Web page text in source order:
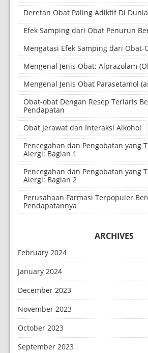
Deretan Obat Paling Adiktif Di Dunia
Efek Samping dari Obat Penurun
Mengatasi Efek Samping dari Obat-
Mengenal Jenis Obat: Alprazolam
Mengenal Jenis Obat Parasetamol
Obat-obat Dengan Resep Terlaris
Pendapatan
Obat Jerawat dan Interaksi Alkohol
Pencegahan dan Pengobatan yang
Alergi: Bagian 1
Pencegahan dan Pengobatan yang
Alergi: Bagian 2
Perusahaan Farmasi Terpopuler
Pendapatannya
ARCHIVES
February 2024
January 2024
December 2023
November 2023
October 2023
September 2023